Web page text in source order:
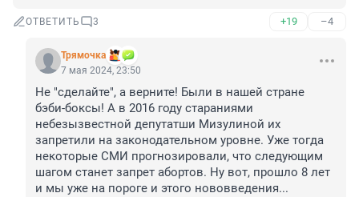
ОТВЕТИТЬ 3 +19 –4
Трямочка
7 мая 2024, 23:50
Не "сделайте", а верните! Были в нашей стране
бэби-боксы! А в 2016 году стараниями
небезызвестной депутатши Мизулиной их
запретили на законодательном уровне. Уже тогда
некоторые СМИ прогнозировали, что следующим
шагом станет запрет абортов. Ну вот, прошло 8 лет
и мы уже на пороге и этого нововведения...